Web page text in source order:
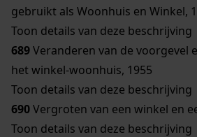
gebruikt als Woonhuis en Winkel,
Toon details van deze beschrijving
689Veranderen van de voorgevel
het winkel-woonhuis, 1955
Toon details van deze beschrijving
690Vergroten van een winkel en
Toon details van deze beschrijving